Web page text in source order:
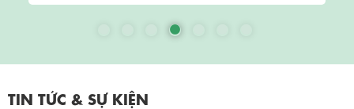
TIN TỨC & SỰ KIỆN